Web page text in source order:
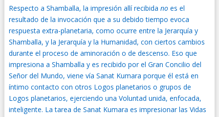
Respecto a Shamballa, la impresión allí recibida noes el
resultado de la invocación que a su debido tiempo evoca
respuesta extra-planetaria, como ocurre entre la Jerarquía y
Shamballa, y la Jerarquía y la Humanidad, con ciertos cambios
durante el proceso de aminoración o de descenso. Eso que
impresiona a Shamballa y es recibido por el Gran Concilio del
Señor del Mundo, viene vía Sanat Kumara porque él está en
íntimo contacto con otros Logos planetarios o grupos de
Logos planetarios, ejerciendo una Voluntad unida, enfocada,
inteligente. La tarea de Sanat Kumara es impresionar las Vidas